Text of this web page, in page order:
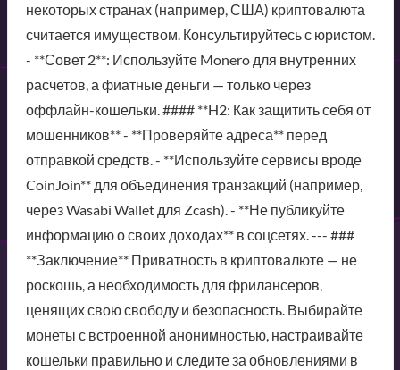
некоторых странах (например, США) криптовалюта
считается имуществом. Консультируйтесь с юристом.
- **Совет 2**: Используйте Monero для внутренних
расчетов, а фиатные деньги — только через
оффлайн-кошельки. #### **H2: Как защитить себя от
мошенников** - **Проверяйте адреса** перед
отправкой средств. - **Используйте сервисы вроде
CoinJoin** для объединения транзакций (например,
через Wasabi Wallet для Zcash). - **Не публикуйте
информацию о своих доходах** в соцсетях. --- ###
**Заключение** Приватность в криптовалюте — не
роскошь, а необходимость для фрилансеров,
ценящих свою свободу и безопасность. Выбирайте
монеты с встроенной анонимностью, настраивайте
кошельки правильно и следите за обновлениями в